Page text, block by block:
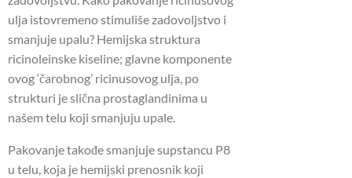
ulja istovremeno stimuliše zadovoljstvo i
smanjuje upalu? Hemijska struktura
ricinoleinske kiseline; glavne komponente
ovog ‘čarobnog’ ricinusovog ulja, po
strukturi je slična prostaglandinima u
našem telu koji smanjuju upale.
Pakovanje takođe smanjuje supstancu P8
u telu, koja je hemijski prenosnik koji